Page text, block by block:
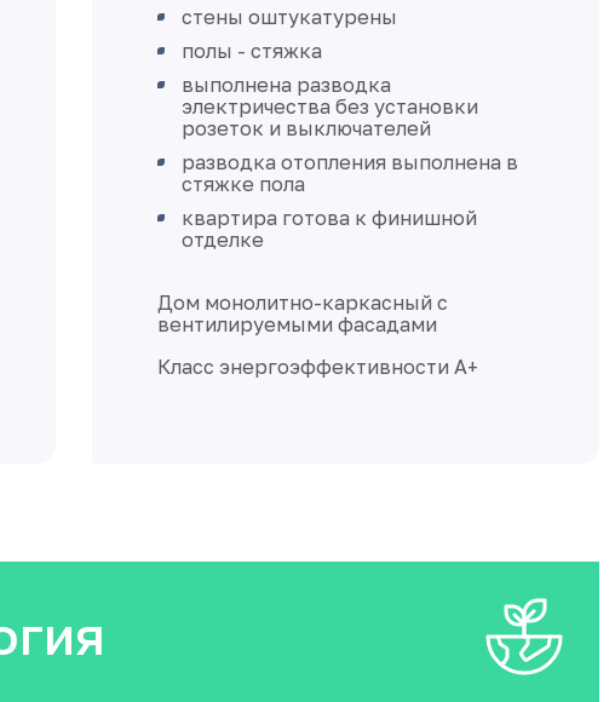
стены оштукатурены
полы - стяжка
выполнена разводка
электричества без установки
розеток и выключателей
разводка отопления выполнена в
стяжке пола
квартира готова к финишной
отделке
Дом монолитно-каркасный с
вентилируемыми фасадами
Класс энергоэффективности А+